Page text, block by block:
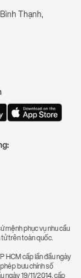
Thạnh,
mệnh phục vụ nhu cầu
trên toàn quốc.
HCM cấp lần đầu ngày
bưu chính số
ngày 19/11/2014, cấp